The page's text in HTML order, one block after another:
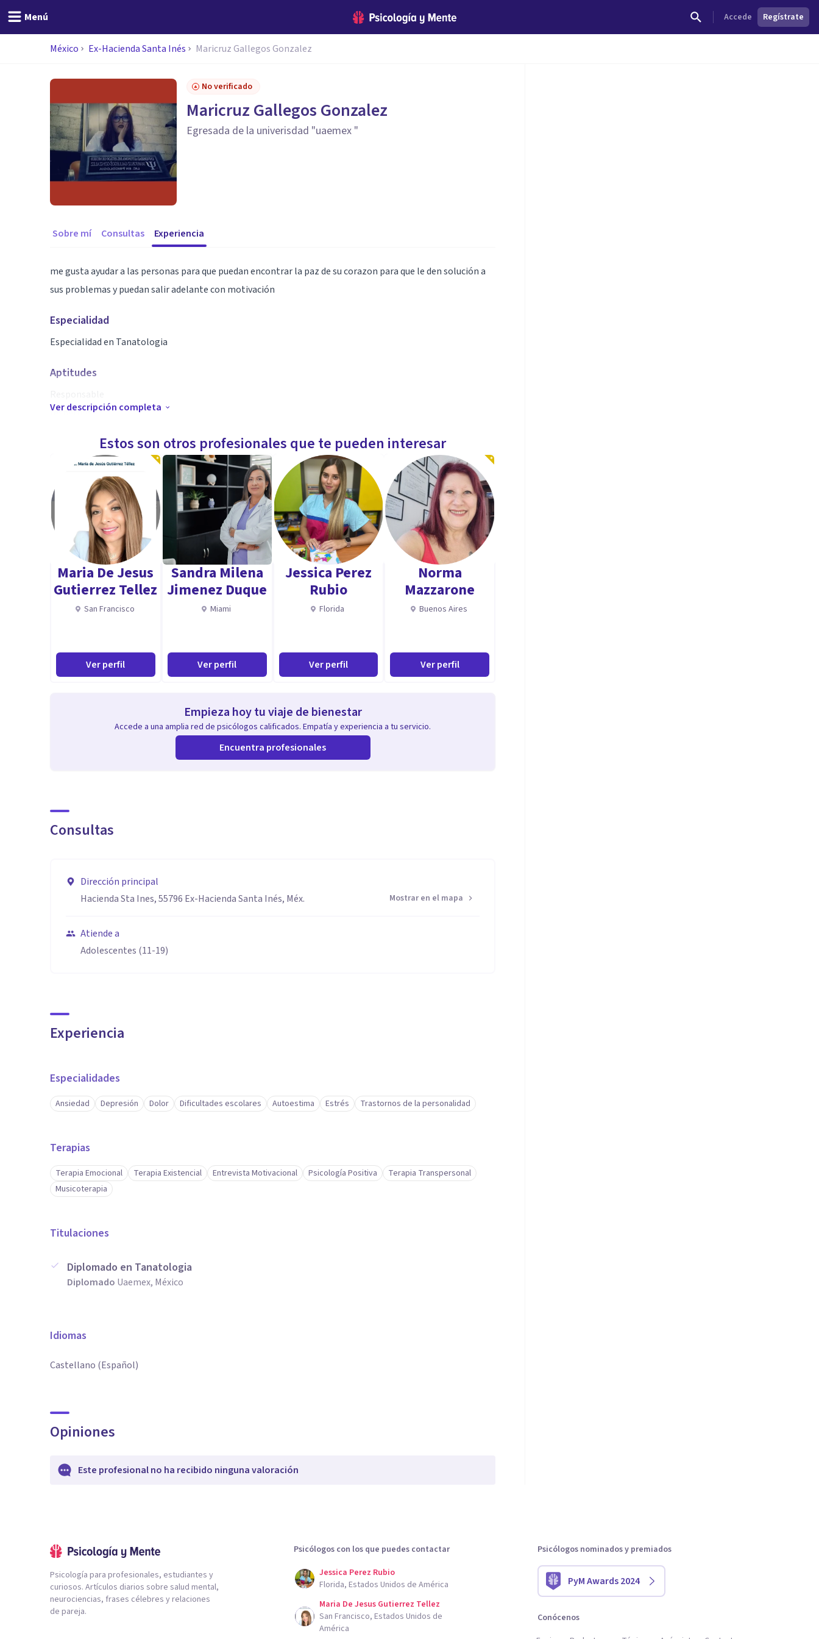
Menú Accede Regístrate
México Ex-Hacienda Santa Inés Maricruz Gallegos Gonzalez
No verificado
Maricruz Gallegos Gonzalez
Egresada de la univerisdad "uaemex "
Sobre mí Consultas Experiencia
me gusta ayudar a las personas para que puedan encontrar la paz de su corazon para que le den solución a
sus problemas y puedan salir adelante con motivación
Especialidad
Especialidad en Tanatologia
Aptitudes
respetuosa
creativa
Ver descripción completa
Estos son otros profesionales que te pueden interesar
Maria De Jesus
Gutierrez Tellez
San Francisco
Ver perfil
Sandra Milena
Jimenez Duque
Miami
Ver perfil
Jessica Perez
Rubio
Florida
Ver perfil
Norma
Mazzarone
Buenos Aires
Ver perfil
Empieza hoy tu viaje de bienestar
Accede a una amplia red de psicólogos calificados. Empatía y experiencia a tu servicio.
Encuentra profesionales
Consultas
Dirección principal
Hacienda Sta Ines, 55796 Ex-Hacienda Santa Inés, Méx.
Mostrar en el mapa
Atiende a
Adolescentes (11-19)
Experiencia
Especialidades
Ansiedad Depresión Dolor Dificultades escolares Autoestima Estrés Trastornos de la personalidad
Terapias
Terapia Emocional Terapia Existencial Entrevista Motivacional Psicología Positiva
Terapia Transpersonal
Musicoterapia
Titulaciones
Diplomado en Tanatologia
Diplomado Uaemex, México
Idiomas
Castellano (Español)
Opiniones
Este profesional no ha recibido ninguna valoración
Psicología para profesionales, estudiantes y
curiosos. Artículos diarios sobre salud mental,
neurociencias, frases célebres y relaciones
de pareja.
Psicólogos con los que puedes contactar
Jessica Perez Rubio
Florida, Estados Unidos de América
Maria De Jesus Gutierrez Tellez
San Francisco, Estados Unidos de
América
Psicólogos nominados y premiados
PyM Awards 2024
Conócenos